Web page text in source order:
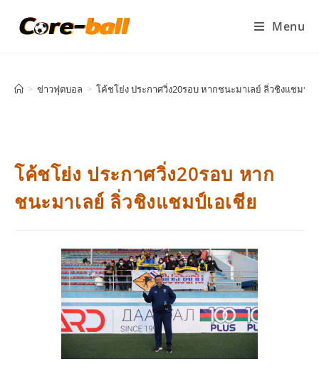
Menu
> ข่าวฟุตบอล > โค้ชโย่ง ประกาศวิ่ง20รอบ หากชนะมาเลย์ ลิ่วชิงแชมป์เอ
โค้ชโย่ง ประกาศวิ่ง20รอบ หาก
ชนะมาเลย์ ลิ่วชิงแชมป์เอเชีย